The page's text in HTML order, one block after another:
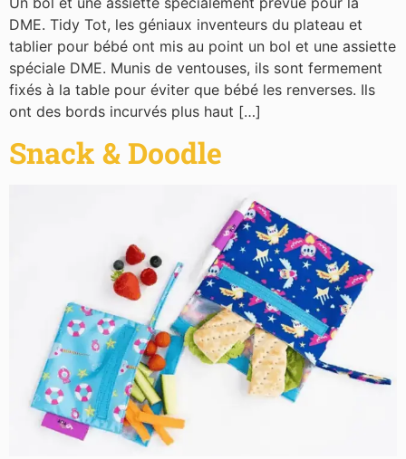
DME. Tidy Tot, les géniaux inventeurs du plateau et
tablier pour bébé ont mis au point un bol et une assiette
spéciale DME. Munis de ventouses, ils sont fermement
fixés à la table pour éviter que bébé les renverses. Ils
ont des bords incurvés plus haut […]
Snack & Doodle